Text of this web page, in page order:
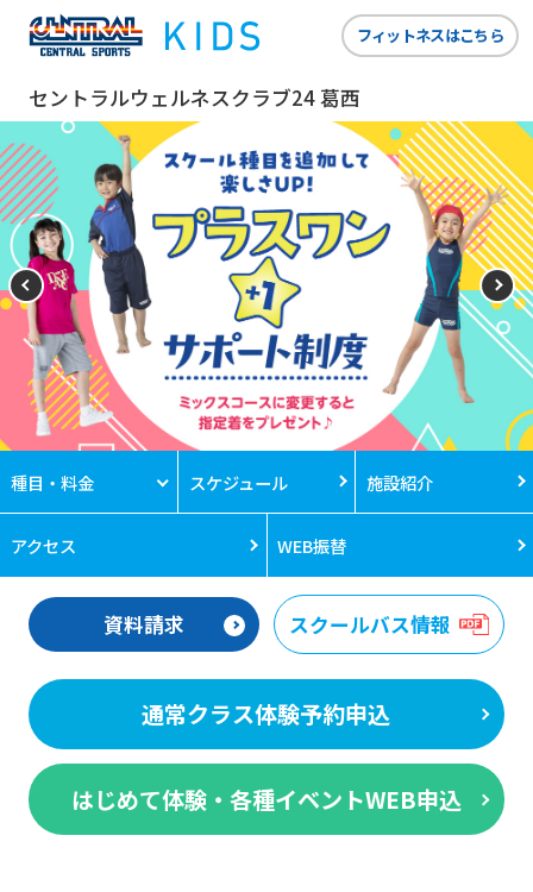
セントラルウェルネスクラブ24 葛西
フィットネスはこちら
種目・料金 スケジュール 施設紹介
アクセス WEB振替
資料請求 スクールバス情報
通常クラス体験予約申込
はじめて体験・各種イベントWEB申込